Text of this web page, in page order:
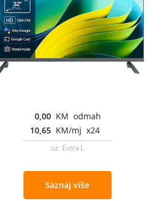
0,00 KM odmah
10,65 KM/mj x24
uz Extra L
Saznaj više